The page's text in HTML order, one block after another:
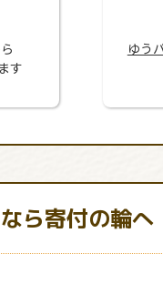
す
ゆう
ら寄付の輪へ